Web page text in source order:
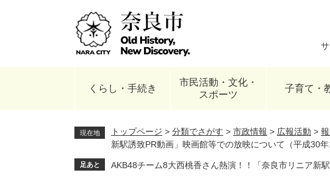
くらし・手続き
市民活動・文化・
スポーツ
子育て・
現在地 トップページ > 分類でさがす > 市政情報 > 広報活動 >
新駅誘致PR動画」映画館等での放映について（平成30年
足あと AKB48チーム8大西桃香さん熱演！！「奈良市リニア新